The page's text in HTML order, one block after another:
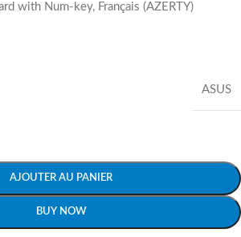
with Num-key, Français (AZERTY)
ASUS
AJOUTER AU PANIER
BUY NOW